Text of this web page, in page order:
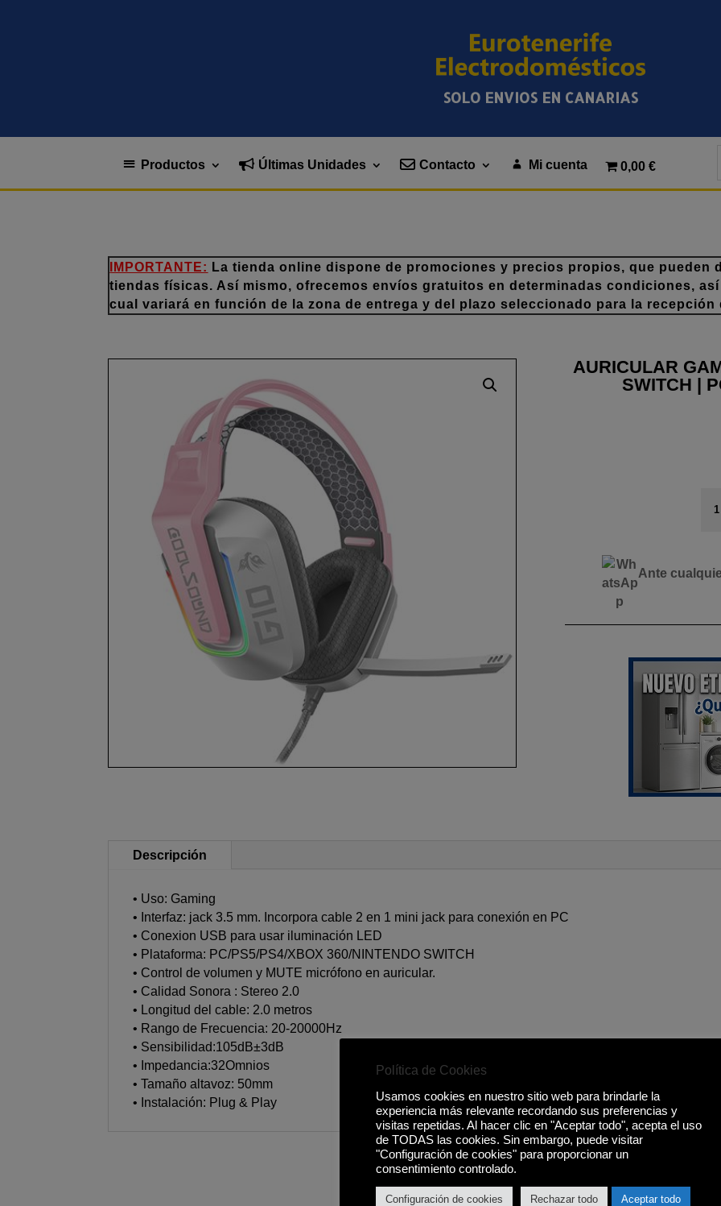
SOLO ENVIOS EN CANARIAS
Productos Últimas Unidades Contacto Mi cuenta 0,00 €
IMPORTANTE: La tienda online dispone de promociones y precios propios, que pueden
tiendas físicas. Así mismo, ofrecemos envíos gratuitos en determinadas condiciones,
cual variará en función de la zona de entrega y del plazo seleccionado para la recepción
AURICULAR
SWITCH |
|
|
|
PC
|
Ante
Descripción
• Uso: Gaming
• Interfaz: jack 3.5 mm. Incorpora cable 2 en 1 mini jack para conexión en PC
• Conexion USB para usar iluminación LED
• Plataforma: PC/PS5/PS4/XBOX 360/NINTENDO SWITCH
• Control de volumen y MUTE micrófono en auricular.
• Calidad Sonora : Stereo 2.0
• Longitud del cable: 2.0 metros
• Rango de Frecuencia: 20-20000Hz
• Sensibilidad:105dB±3dB
• Impedancia:32Omnios
• Tamaño altavoz: 50mm
• Instalación: Plug & Play
Productos relacionados
Política de Cookies
Usamos cookies en nuestro sitio web para brindarle la
experiencia más relevante recordando sus preferencias y
visitas repetidas. Al hacer clic en "Aceptar todo", acepta el uso
de TODAS las cookies. Sin embargo, puede visitar
"Configuración de cookies" para proporcionar un
consentimiento controlado.
Configuración de cookies Rechazar todo Aceptar todo